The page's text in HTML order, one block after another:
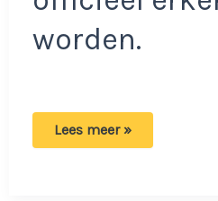
worden.
Vrouw
Lees meer »